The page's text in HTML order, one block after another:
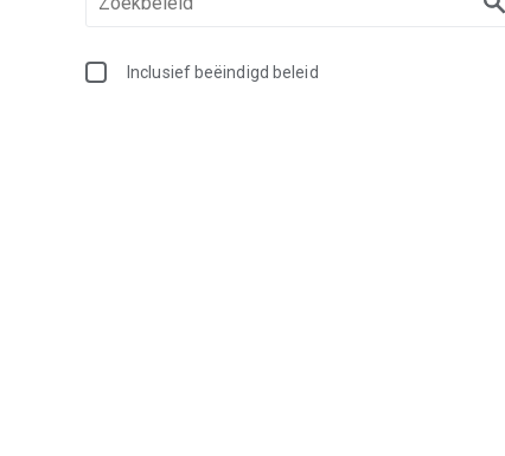
Inclusief beëindigd beleid